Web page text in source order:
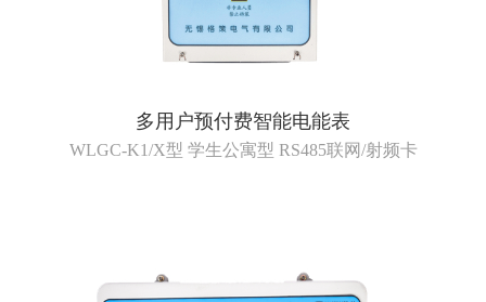
多用户预付费智能电能表
WLGC-K1/X型 学生公寓型 RS485联网/射频卡